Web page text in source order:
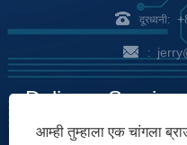
दूरध्वनी:
:
Delivery Service
आम्ही तुम्हाला एक चांगला